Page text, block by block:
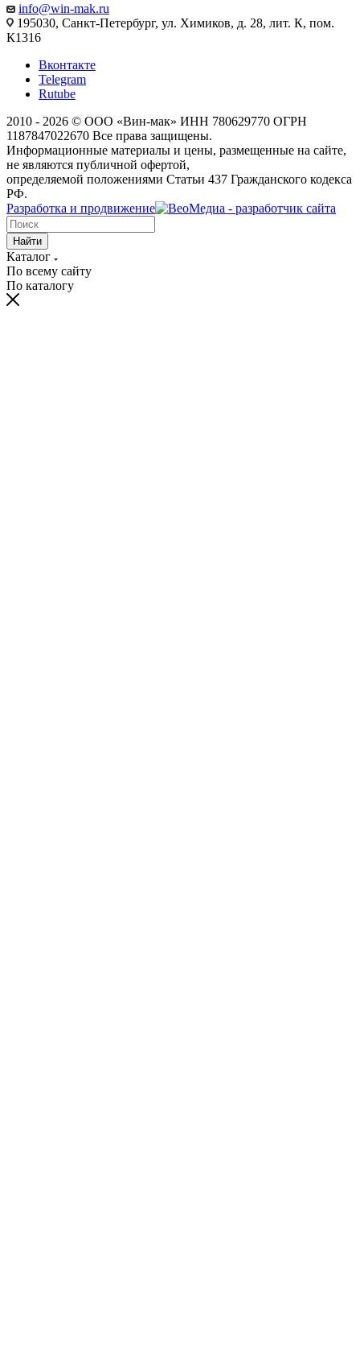
info@win-mak.ru
195030, Санкт-Петербург, ул. Химиков, д. 28, лит. К, пом.
К1316
Вконтакте
Telegram
Rutube
2010 - 2026 © ООО «Вин-мак» ИНН 780629770 ОГРН
1187847022670 Все права защищены.
Информационные материалы и цены, размещенные на сайте,
не являются публичной офертой,
определяемой положениями Статьи 437 Гражданского кодекса
РФ.
Разработка и продвижение
Найти
Каталог
По всему сайту
По каталогу